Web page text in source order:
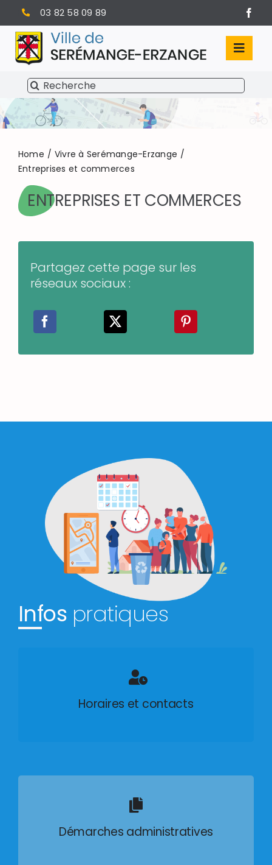
Passer
au
contenu
03 82 58 09 89
SÉRÉMANGE-ERZANGE
VIE MUNICIPALE
VIVRE À SERÉMANGE-ERZANGE
INFOS PRATIQUES
Rechercher:
Home
Vivre à Serémange-Erzange
Entreprises et commerces
ENTREPRISES ET COMMERCES
Partagez cette page sur les
réseaux sociaux :
Infos pratiques
Horaires et contacts
Démarches administratives